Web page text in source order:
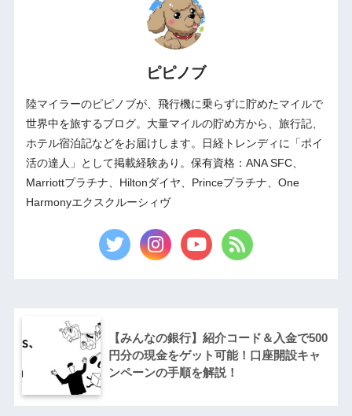
ピピノブ
陸マイラーのピピノブが、飛行機に乗らずに貯めたマイルで
世界中を旅するブログ。大量マイルの貯め方から、旅行記、
ホテル宿泊記などをお届けします。日経トレンディに「ポイ
活の達人」として掲載経験あり。保有資格：ANA SFC、
Marriottプラチナ、Hiltonダイヤ、Princeプラチナ、One
Harmonyエクスクルーシィヴ
【みんなの銀行】紹介コード＆入金で500
円分の現金をゲット可能！口座開設キャ
ンペーンの手順を解説！